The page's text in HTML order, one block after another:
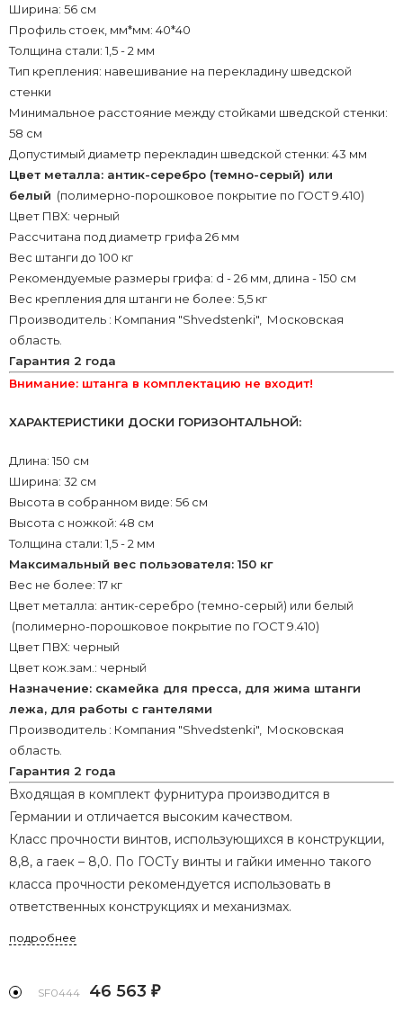
Ширина: 56 см
Профиль стоек, мм*мм: 40*40
Толщина стали: 1,5 - 2 мм
Тип крепления: навешивание на перекладину шведской
стенки
Минимальное расстояние между стойками шведской стенки:
58 см
Допустимый диаметр перекладин шведской стенки: 43 мм
Цвет металла: антик-серебро (темно-серый) или
белый (полимерно-порошковое покрытие по ГОСТ 9.410)
Цвет ПВХ: черный
Рассчитана под диаметр грифа 26 мм
Вес штанги до 100 кг
Рекомендуемые размеры грифа: d - 26 мм, длина - 150 см
Вес крепления для штанги не более: 5,5 кг
Производитель : Компания "Shvedstenki", Московская
область.
Гарантия 2 года
Внимание: штанга в комплектацию не входит!
ХАРАКТЕРИСТИКИ ДОСКИ ГОРИЗОНТАЛЬНОЙ:
Длина: 150 см
Ширина: 32 см
Высота в собранном виде: 56 см
Высота с ножкой: 48 см
Толщина стали: 1,5 - 2 мм
Максимальный вес пользователя: 150 кг
Вес не более: 17 кг
Цвет металла: антик-серебро (темно-серый) или белый
(полимерно-порошковое покрытие по ГОСТ 9.410)
Цвет ПВХ: черный
Цвет кож.зам.: черный
Назначение: скамейка для пресса, для жима штанги
лежа, для работы с гантелями
Производитель : Компания "Shvedstenki", Московская
область.
Гарантия 2 года
Входящая в комплект фурнитура производится в
Германии и отличается высоким качеством.
Класс прочности винтов, использующихся в конструкции,
8,8, а гаек – 8,0. По ГОСТу винты и гайки именно такого
класса прочности рекомендуется использовать в
ответственных конструкциях и механизмах.
подробнее
SF0444 46 563 ₽